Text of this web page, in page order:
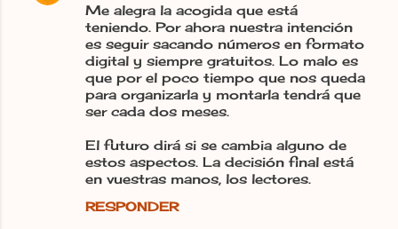
Me alegra la acogida que está
teniendo. Por ahora nuestra intención
es seguir sacando números en formato
digital y siempre gratuitos. Lo malo es
que por el poco tiempo que nos queda
para organizarla y montarla tendrá que
ser cada dos meses.
El futuro dirá si se cambia alguno de
estos aspectos. La decisión final está
en vuestras manos, los lectores.
RESPONDER